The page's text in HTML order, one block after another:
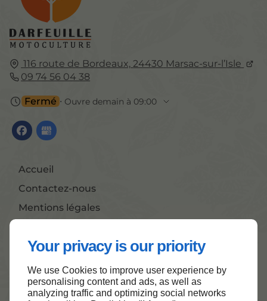
Your privacy is our priority
We use Cookies to improve user experience by
personalising content and ads, as well as
analyzing traffic and optimizing social networks
116 route de Bordeaux, 24430 Marsac-sur-l’Isle
09 74 56 04 38
Fermé ⋅ Ouvre demain à 09:00
Accueil
Contactez-nous
Mentions légales
Haut de page